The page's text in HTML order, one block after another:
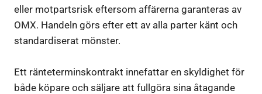
eller motpartsrisk eftersom affärerna garanteras av
OMX. Handeln görs efter ett av alla parter känt och
standardiserat mönster.
Ett ränteterminskontrakt innefattar en skyldighet för
både köpare och säljare att fullgöra sina åtagande